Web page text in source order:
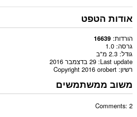
אודות הטפט
הורדות 16639
גרסה 1.0
גודל 2.3 מ"ב
Last update 29 בדצמבר 2016
רשיון Copyright 2016 orobert
משוב ממשתמשים
Comments: 2